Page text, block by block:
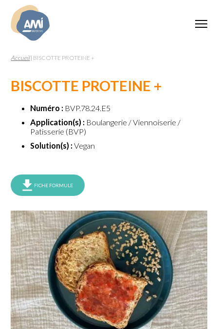
Accueil| BISCOTTE PROTEINE +
BISCOTTE PROTEINE +
Numéro : BVP.78.24.E5
Application(s) : Boulangerie / Viennoiserie /
Patisserie (BVP)
Solution(s) : Vegan
FICHE FORMULE